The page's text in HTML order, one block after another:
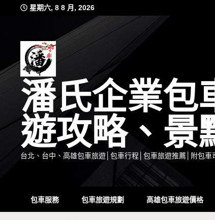
星期六, 8 8 月, 2026
潘氏企業包
遊攻略、景
台北、台中、高雄包車旅遊│包車行程│包車旅遊推薦│附包車
包車服務 包車旅遊規劃 高雄包車旅遊價格